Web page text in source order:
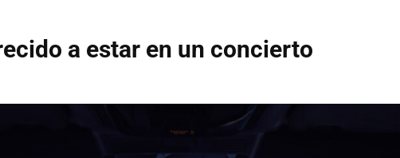
a estar en un concierto